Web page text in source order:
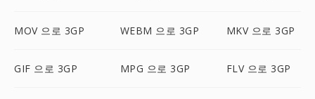
MOV 으로 3GP WEBM 으로 3GP MKV 으로 3GP
GIF 으로 3GP MPG 으로 3GP FLV 으로 3GP